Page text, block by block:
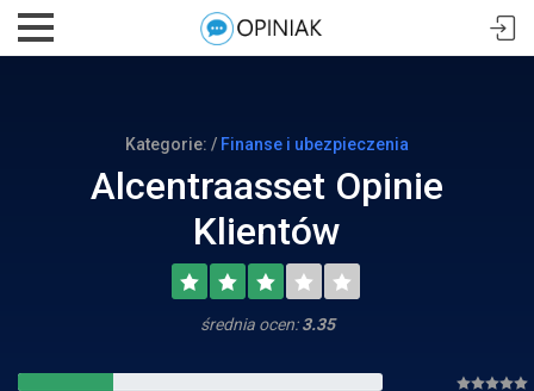
Kategorie: / Finanse i ubezpieczenia
Alcentraasset Opinie
Klientów
średnia ocen:3.35